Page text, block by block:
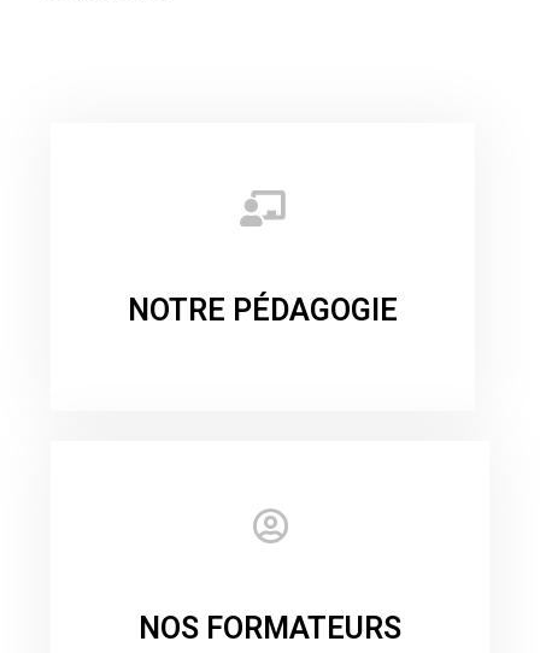
NOTRE PÉDAGOGIE
NOS FORMATEURS